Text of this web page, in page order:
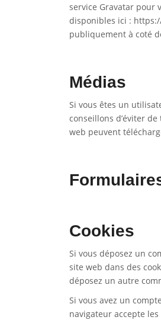
service Gravatar pour
disponibles ici :
publiquement à coté
Médias
Si vous êtes un
conseillons d’éviter
web peuvent
Cookies
Si vous déposez un
site web dans des
déposez un autre
Si vous avez un
navigateur accepte